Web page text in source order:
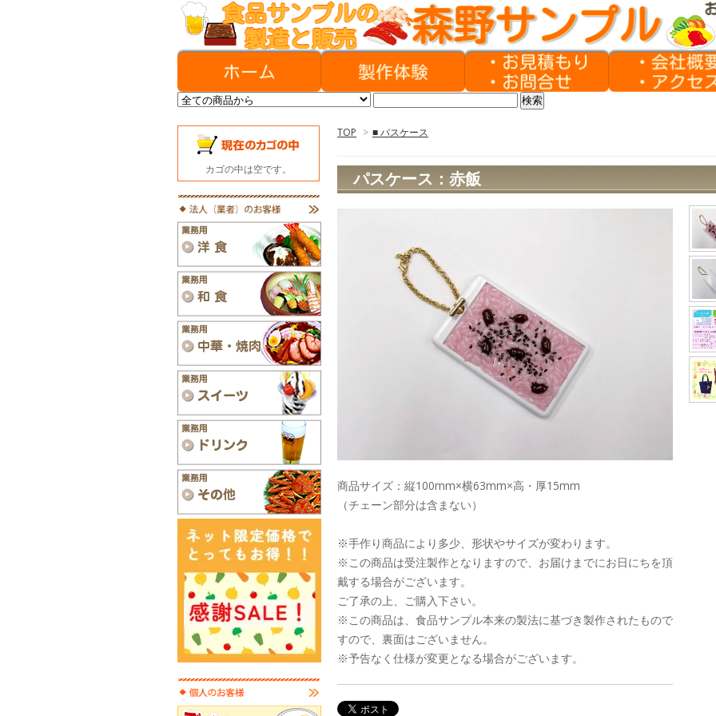
TOP > ■ パスケース
パスケース：赤飯
商品サイズ：縦100mm×横63mm×高・厚15mm
（チェーン部分は含まない）
※手作り商品により多少、形状やサイズが変わります。
※この商品は受注製作となりますので、お届けまでにお日にちを頂
戴する場合がございます。
ご了承の上、ご購入下さい。
※この商品は、食品サンプル本来の製法に基づき製作されたもので
すので、裏面はございません。
※予告なく仕様が変更となる場合がございます。
カゴの中は空です。